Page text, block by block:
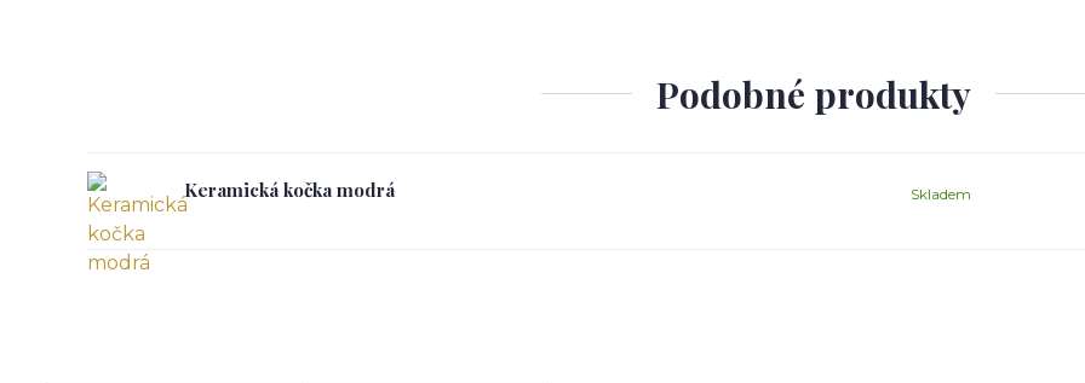
Podobné produkty
Keramická kočka modrá Skladem